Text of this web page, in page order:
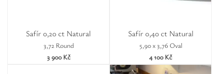
Safír 0,20 ct Natural
3,72 Round
3 900 Kč
Safír 0,40 ct Natural
5,90 x 3,76 Oval
4 100 Kč